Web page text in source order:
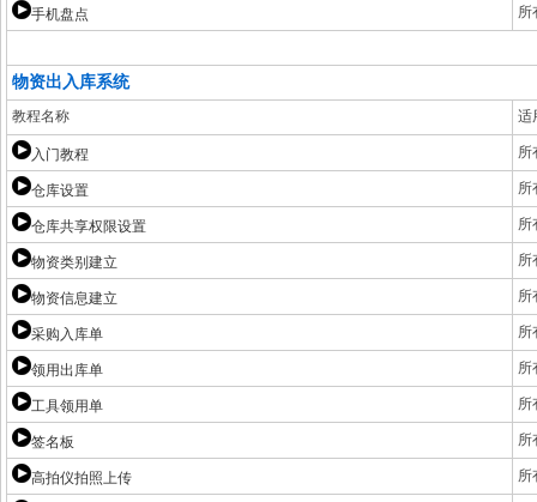
手机盘点 所
物资出入库系统
教程名称 适
入门教程 所
仓库设置 所
仓库共享权限设置 所
物资类别建立 所
物资信息建立 所
采购入库单 所
领用出库单 所
工具领用单 所
签名板 所
高拍仪拍照上传 所